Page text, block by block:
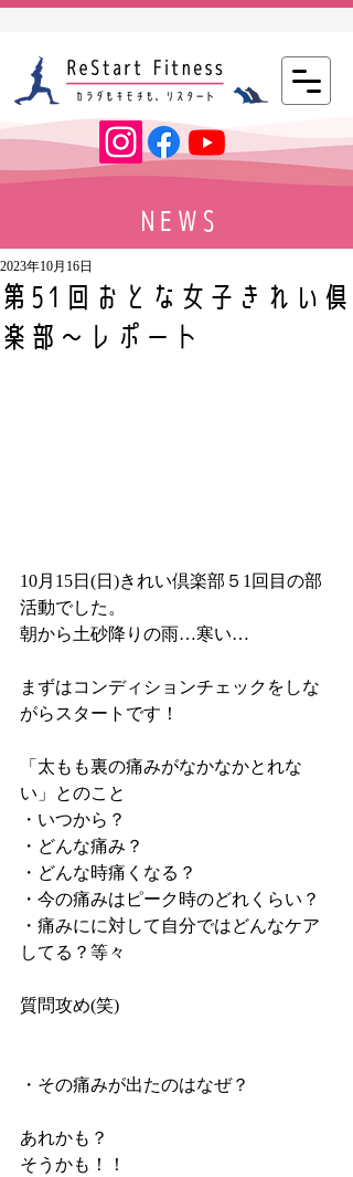
NEWS
第51回おとな女子きれい倶
楽部～レポート
2023年10月16日
10月15日(日)きれい倶楽部５1回目の部
活動でした。
朝から土砂降りの雨…寒い…
まずはコンディションチェックをしな
がらスタートです！
「太もも裏の痛みがなかなかとれな
い」とのこと
・いつから？
・どんな痛み？
・どんな時痛くなる？
・今の痛みはピーク時のどれくらい？
・痛みにに対して自分ではどんなケア
してる？等々
質問攻め(笑)
・その痛みが出たのはなぜ？
あれかも？
そうかも！！